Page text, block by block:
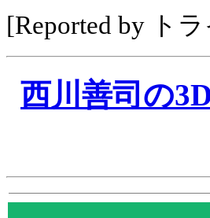
[Reported by ト
西川善司の